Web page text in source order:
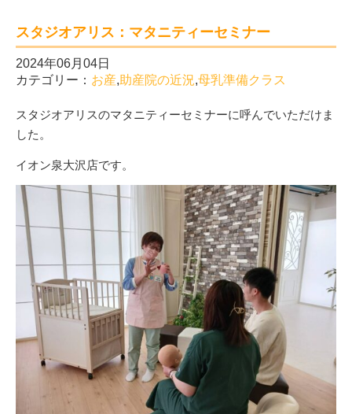
スタジオアリス：マタニティーセミナー
2024年06月04日
カテゴリー： お産,助産院の近況,母乳準備クラス
スタジオアリスのマタニティーセミナーに呼んでいただけま
した。
イオン泉大沢店です。